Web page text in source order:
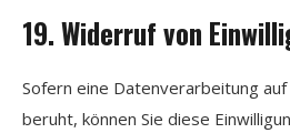
19. Widerruf von
Sofern eine Datenverarbeitung
beruht, können Sie diese